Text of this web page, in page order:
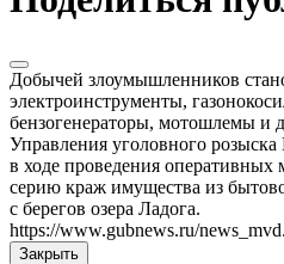
Добычей злоумышленников
электроинструменты,
бензогенераторы, мотошлемы и
Управления уголовного
в ходе проведения оперативных
серию краж имущества из
с берегов озера Ладога.
https://www.gubnews.ru/
Закрыть